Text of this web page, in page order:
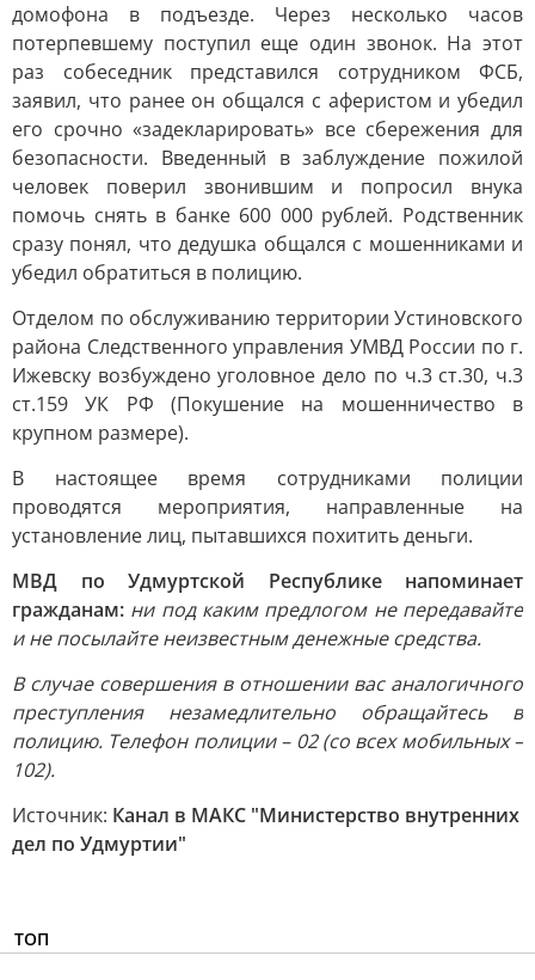
домофона в подъезде. Через несколько часов
потерпевшему поступил еще один звонок. На этот
раз собеседник представился сотрудником ФСБ,
заявил, что ранее он общался с аферистом и убедил
его срочно «задекларировать» все сбережения для
безопасности. Введенный в заблуждение пожилой
человек поверил звонившим и попросил внука
помочь снять в банке 600 000 рублей. Родственник
сразу понял, что дедушка общался с мошенниками и
убедил обратиться в полицию.
Отделом по обслуживанию территории Устиновского
района Следственного управления УМВД России по г.
Ижевску возбуждено уголовное дело по ч.3 ст.30, ч.3
ст.159 УК РФ (Покушение на мошенничество в
крупном размере).
В настоящее время сотрудниками полиции
проводятся мероприятия, направленные на
установление лиц, пытавшихся похитить деньги.
МВД по Удмуртской Республике напоминает
гражданам: ни под каким предлогом не передавайте
и не посылайте неизвестным денежные средства.
В случае совершения в отношении вас аналогичного
преступления незамедлительно обращайтесь в
полицию. Телефон полиции – 02 (со всех мобильных –
102).
Источник: Канал в МАКС "Министерство внутренних
дел по Удмуртии"
ТОП